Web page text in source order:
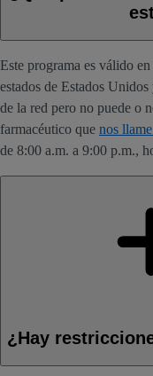
Este programa es válido
estados de Estados
de la red pero no puede o
farmacéutico que nos
de 8:00 a.m. a 9:00 p.m.,
¿Hay